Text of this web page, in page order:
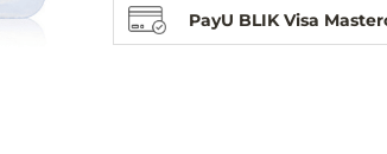
PayU BLIK Visa